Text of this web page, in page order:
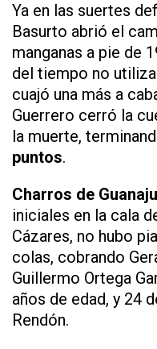
Ya en las suertes
Basurto abrió el
manganas a pie de
del tiempo no
cuajó una más a
Guerrero cerró la
la muerte,
puntos.
Charros de
iniciales en la cala
Cázares, no hubo
colas, cobrando
Guillermo Ortega
años de edad, y 24
Rendón.